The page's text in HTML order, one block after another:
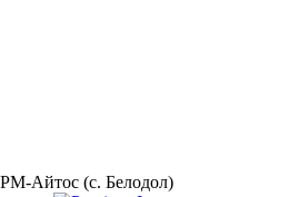
РМ-Айтос (с. Белодол)